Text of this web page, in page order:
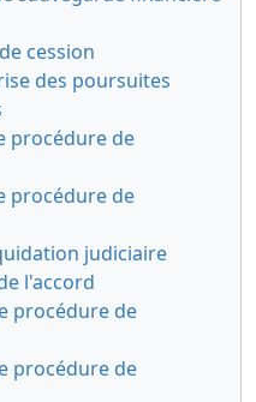
cession
des poursuites
procédure de
procédure de
judiciaire
l'accord
procédure de
procédure de